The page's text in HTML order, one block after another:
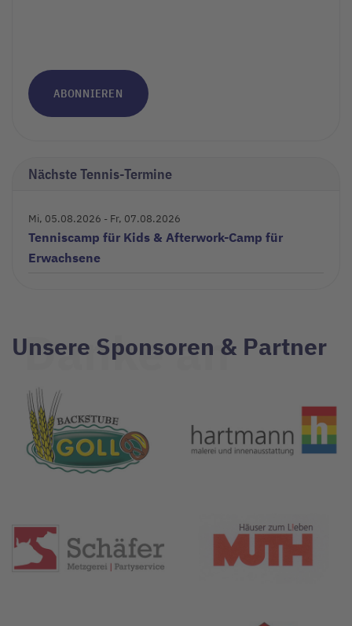
ABONNIEREN
Nächste Tennis-Termine
Mi, 05.08.2026 - Fr, 07.08.2026
Tenniscamp für Kids & Afterwork-Camp für
Erwachsene
Unsere Sponsoren & Partner
Danke an